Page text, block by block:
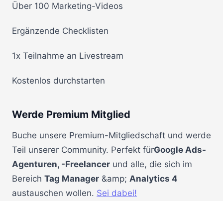
Über 100 Marketing-Videos
Ergänzende Checklisten
1x Teilnahme an Livestream
Kostenlos durchstarten
Werde Premium Mitglied
Buche unsere Premium-Mitgliedschaft und werde
Teil unserer Community. Perfekt fürGoogle Ads-
Agenturen, -Freelancer und alle, die sich im
Bereich Tag Manager &amp; Analytics 4
austauschen wollen. Sei dabei!